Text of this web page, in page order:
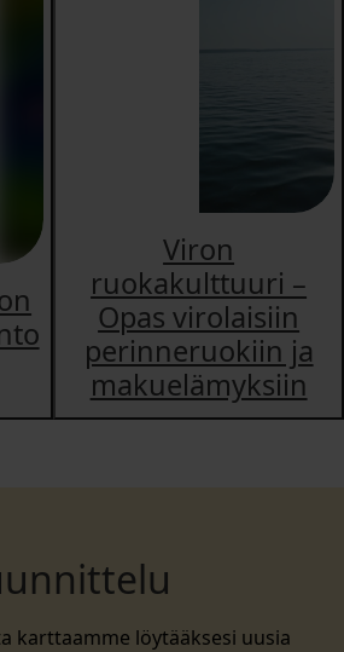
Viron
ruokakulttuuri –
Opas virolaisiin
perinneruokiin ja
makuelämyksiin
karttaamme löytääksesi uusia